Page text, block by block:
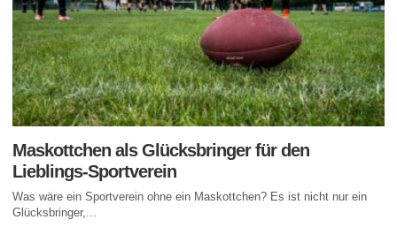
Maskottchen als Glücksbringer für den
Lieblings-Sportverein
Was wäre ein Sportverein ohne ein Maskottchen? Es ist nicht nur ein
Glücksbringer,...